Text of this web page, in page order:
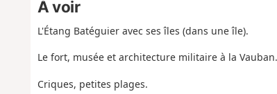
À voir
L'Étang Batéguier avec ses îles (dans une île).
Le fort, musée et architecture militaire à la Vauban.
Criques, petites plages.